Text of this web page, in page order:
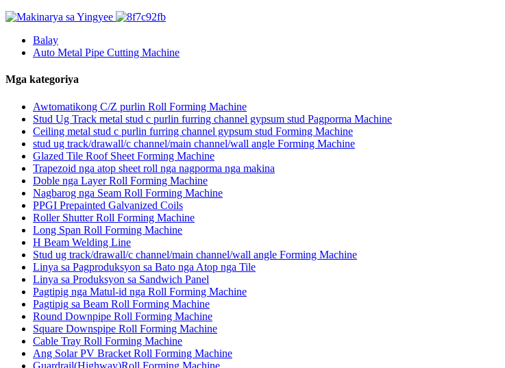
Balay
Auto Metal Pipe Cutting Machine
Mga kategoriya
Awtomatikong C/Z purlin Roll Forming Machine
Stud Ug Track metal stud c purlin furring channel gypsum stud Pagporma Machine
Ceiling metal stud c purlin furring channel gypsum stud Forming Machine
stud ug track/drawall/c channel/main channel/wall angle Forming Machine
Glazed Tile Roof Sheet Forming Machine
Trapezoid nga atop sheet roll nga nagporma nga makina
Doble nga Layer Roll Forming Machine
Nagbarog nga Seam Roll Forming Machine
PPGI Prepainted Galvanized Coils
Roller Shutter Roll Forming Machine
Long Span Roll Forming Machine
H Beam Welding Line
Stud ug track/drawall/c channel/main channel/wall angle Forming Machine
Linya sa Pagproduksyon sa Bato nga Atop nga Tile
Linya sa Produksyon sa Sandwich Panel
Pagtipig nga Matul-id nga Roll Forming Machine
Pagtipig sa Beam Roll Forming Machine
Round Downpipe Roll Forming Machine
Square Downspipe Roll Forming Machine
Cable Tray Roll Forming Machine
Ang Solar PV Bracket Roll Forming Machine
Guardrail(Highway)Roll Forming Machine